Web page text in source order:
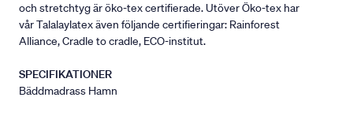
och stretchtyg är öko-tex certifierade. Utöver Öko-tex har
vår Talalaylatex även följande certifieringar: Rainforest
Alliance, Cradle to cradle, ECO-institut.
SPECIFIKATIONER
Bäddmadrass Hamn